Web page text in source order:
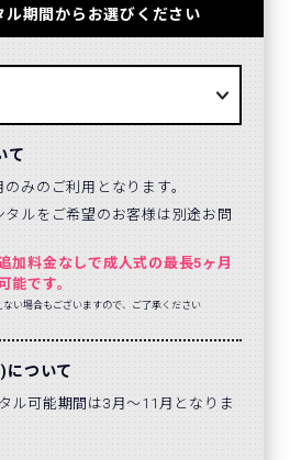
ル期間からお選びください
て
みのご利用となります。
タルをご希望のお客様は別途お問
加料金なしで成人式の最長5ヶ月
能です。
い場合もございますので、ご了承ください
について
ル可能期間は3月～11月となりま